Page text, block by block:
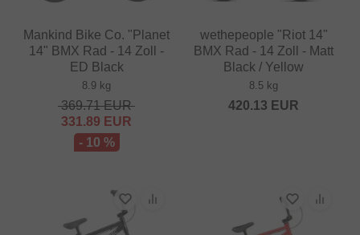
Mankind Bike Co. "Planet
14" BMX Rad - 14 Zoll -
ED Black
8.9 kg
369.71EUR
331.89 EUR
- 10 %
wethepeople "Riot 14"
BMX Rad - 14 Zoll - Matt
Black / Yellow
8.5 kg
420.13 EUR